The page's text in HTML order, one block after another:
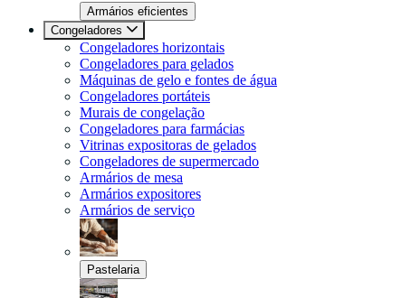
Armários eficientes
Congeladores
Congeladores horizontais
Congeladores para gelados
Máquinas de gelo e fontes de água
Congeladores portáteis
Murais de congelação
Congeladores para farmácias
Vitrinas expositoras de gelados
Congeladores de supermercado
Armários de mesa
Armários expositores
Armários de serviço
Pastelaria